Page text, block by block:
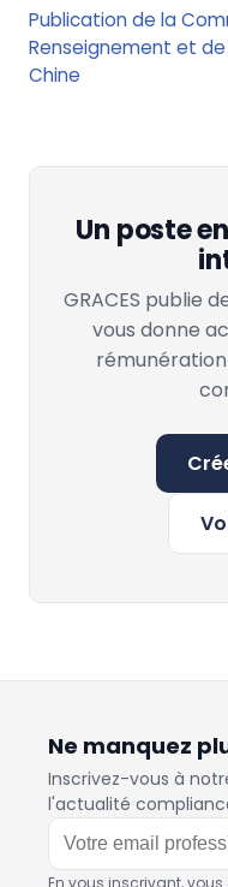
Publication de la
Renseignement et de
Chine
Un poste
GRACES publie
vous donne
Ne manquez
Inscrivez-vous à
l'actualité
En vous inscrivant,